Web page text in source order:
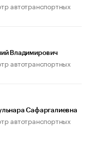
иначе». Как живет глава
автотранспортных
Владимирович
автотранспортных
Сафаргалиевна
автотранспортных